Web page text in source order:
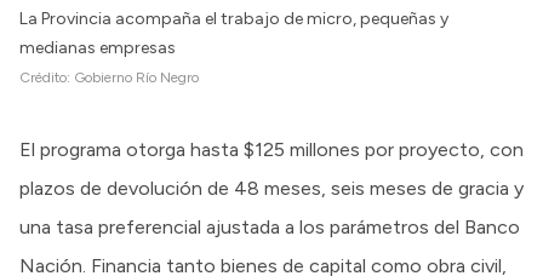
La Provincia acompaña el trabajo de micro, pequeñas y
medianas empresas
Crédito: Gobierno Río Negro
El programa otorga hasta $125 millones por proyecto, con
plazos de devolución de 48 meses, seis meses de gracia y
una tasa preferencial ajustada a los parámetros del Banco
Nación. Financia tanto bienes de capital como obra civil,